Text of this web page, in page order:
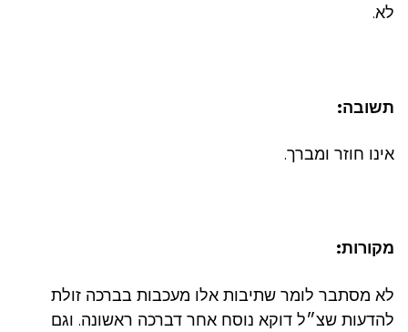
לא.
תשובה:
אינו חוזר ומברך.
מקורות:
לא מסתבר לומר שתיבות אלו מעכבות בברכה זולת
להדעות שצ״ל דוקא נוסח אחר דברכה ראשונה. וגם